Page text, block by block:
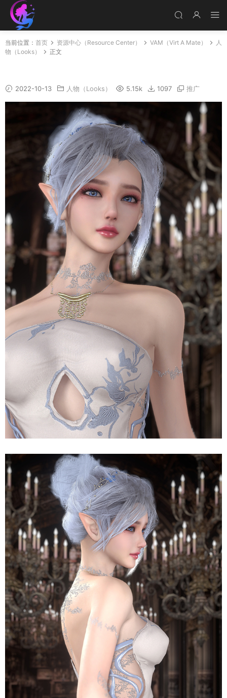
当前位置： 首页 资源中心（Resource Center） VAM（Virt A Mate）
人
物（Looks）
正文
2022-10-13 人物（Looks） 5.15k 1097 推广